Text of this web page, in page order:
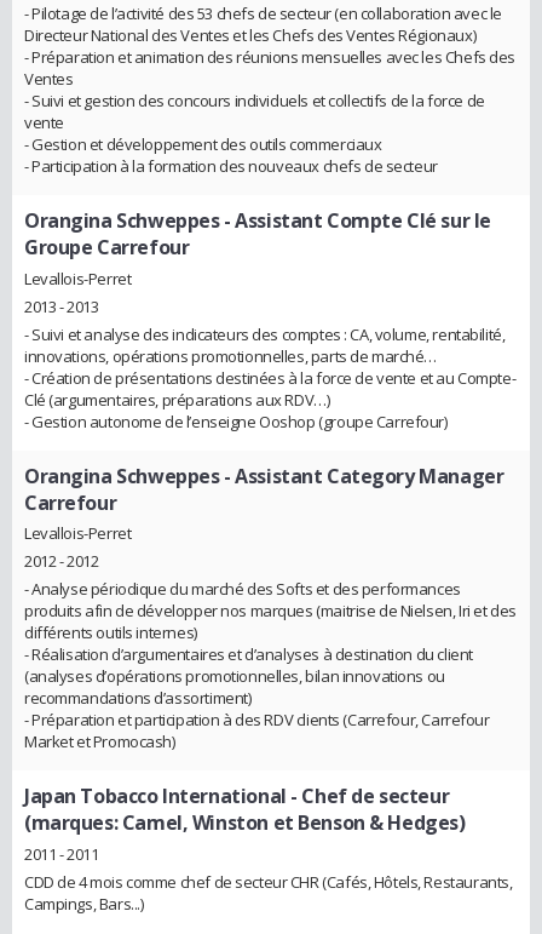
- Pilotage de l’activité des 53 chefs de secteur (en collaboration avec le
Directeur National des Ventes et les Chefs des Ventes Régionaux)
- Préparation et animation des réunions mensuelles avec les Chefs des
Ventes
- Suivi et gestion des concours individuels et collectifs de la force de
vente
- Gestion et développement des outils commerciaux
- Participation à la formation des nouveaux chefs de secteur
Orangina Schweppes- Assistant Compte Clé sur le
Groupe Carrefour
Levallois-Perret
2013 - 2013
- Suivi et analyse des indicateurs des comptes : CA, volume, rentabilité,
innovations, opérations promotionnelles, parts de marché…
- Création de présentations destinées à la force de vente et au Compte-
Clé (argumentaires, préparations aux RDV…)
- Gestion autonome de l’enseigne Ooshop (groupe Carrefour)
Orangina Schweppes- Assistant Category Manager
Carrefour
Levallois-Perret
2012 - 2012
- Analyse périodique du marché des Softs et des performances
produits afin de développer nos marques (maitrise de Nielsen, Iri et des
différents outils internes)
- Réalisation d’argumentaires et d’analyses à destination du client
(analyses d’opérations promotionnelles, bilan innovations ou
recommandations d’assortiment)
- Préparation et participation à des RDV clients (Carrefour, Carrefour
Market et Promocash)
Japan Tobacco International - Chef de secteur
(marques: Camel, Winston et Benson & Hedges)
2011 - 2011
CDD de 4 mois comme chef de secteur CHR (Cafés, Hôtels, Restaurants,
Campings, Bars...)